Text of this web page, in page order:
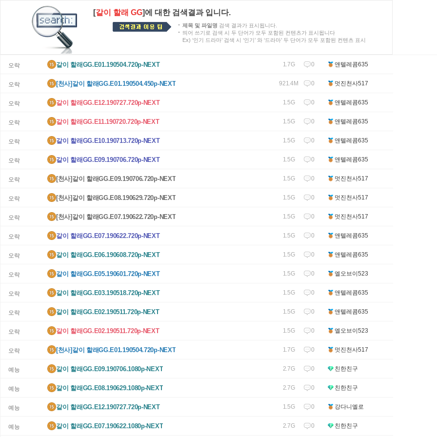
[같이 할래 GG]에 대한 검색결과 입니다.
제목 및 파일명 검색 결과가 표시됩니다.
띄어 쓰기로 검색 시 두 단어가 모두 포함된 컨텐츠가 표시됩니다
Ex) ‘인기 드라마’ 검색 시 ‘인기’ 와 ‘드라마’ 두 단어가 모두 포함된 컨텐츠 표시
오락 같이 할래GG.E01.190504.720p-NEXT 1.7G 0 앤텔레콤635
오락 [천사]같이 할래GG.E01.190504.450p-NEXT 921.4M 0 멋진천사517
오락 같이 할래GG.E12.190727.720p-NEXT 1.5G 0 앤텔레콤635
오락 같이 할래GG.E11.190720.720p-NEXT 1.5G 0 앤텔레콤635
오락 같이 할래GG.E10.190713.720p-NEXT 1.5G 0 앤텔레콤635
오락 같이 할래GG.E09.190706.720p-NEXT 1.5G 0 앤텔레콤635
오락 [천사]같이 할래GG.E09.190706.720p-NEXT 1.5G 0 멋진천사517
오락 [천사]같이 할래GG.E08.190629.720p-NEXT 1.5G 0 멋진천사517
오락 [천사]같이 할래GG.E07.190622.720p-NEXT 1.5G 0 멋진천사517
오락 같이 할래GG.E07.190622.720p-NEXT 1.5G 0 앤텔레콤635
오락 같이 할래GG.E06.190608.720p-NEXT 1.5G 0 앤텔레콤635
오락 같이 할래GG.E05.190601.720p-NEXT 1.5G 0 엘오브이523
오락 같이 할래GG.E03.190518.720p-NEXT 1.5G 0 앤텔레콤635
오락 같이 할래GG.E02.190511.720p-NEXT 1.5G 0 앤텔레콤635
오락 같이 할래GG.E02.190511.720p-NEXT 1.5G 0 엘오브이523
오락 [천사]같이 할래GG.E01.190504.720p-NEXT 1.7G 0 멋진천사517
예능 같이 할래GG.E09.190706.1080p-NEXT 2.7G 0 친한친구
예능 같이 할래GG.E08.190629.1080p-NEXT 2.7G 0 친한친구
예능 같이 할래GG.E12.190727.720p-NEXT 1.5G 0 강다니엘로
예능 같이 할래GG.E07.190622.1080p-NEXT 2.7G 0 친한친구